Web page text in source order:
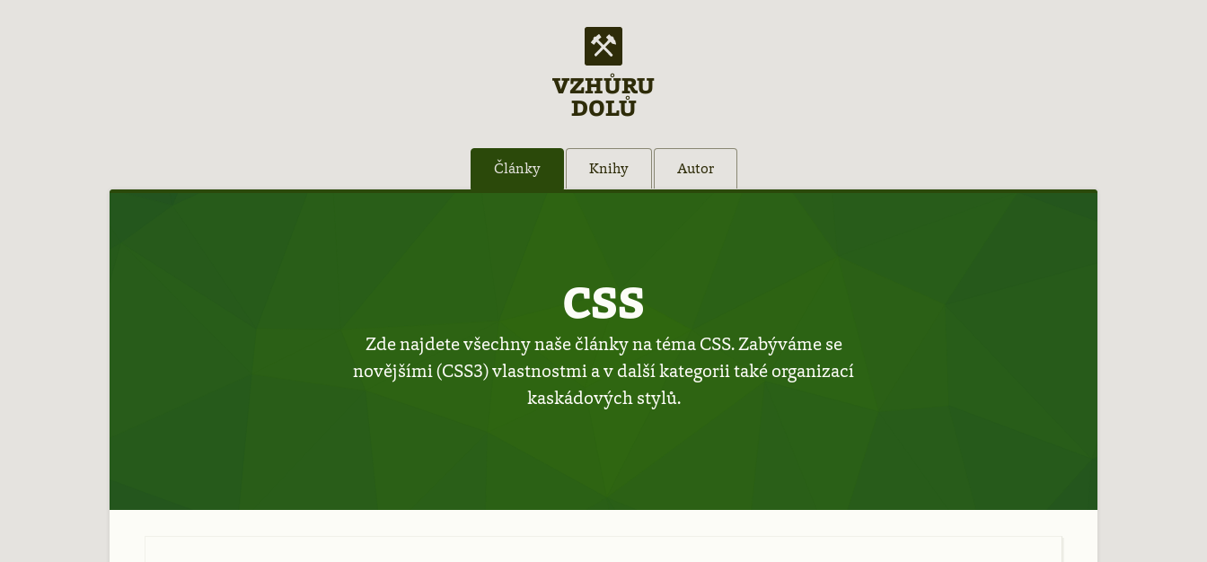
VZHŮRU
DOLŮ
Články Knihy Autor
CSS
Zde najdete všechny naše články na téma CSS. Zabýváme se
novějšími (CSS3) vlastnostmi a v další kategorii také organizací
kaskádových stylů.